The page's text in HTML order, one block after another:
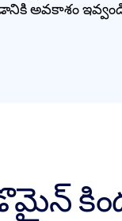
అవకాశం